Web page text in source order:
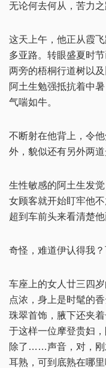
无论何去何从，苦力之
这天上午，他正从霞
多亚路。转眼盛夏时
两旁的梧桐行道树以
阿土生勉强抵抗着中
气喘如牛。
不断射在他背上，令
外，貌似还有另外两道
生性敏感的阿土生发
女顾客就开始盯牢他
超到车前头来看清楚他
奇怪，难道伊认得我
车座上的女人廿三四
点浓，身上是时髦的
珠翠首饰，腋下还夹
于这样一位摩登贵妇
除了……声音，对，刚
耳熟，可到底熟在哪里